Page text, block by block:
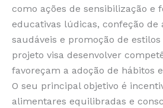
como ações de sensibilização e
educativas lúdicas, confeção de
saudáveis e promoção de
projeto visa desenvolver
favoreçam a adoção de hábitos
O seu principal objetivo é
alimentares equilibradas e